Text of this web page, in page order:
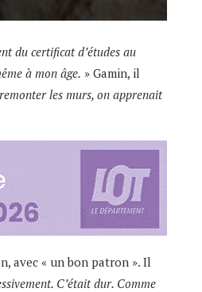
du certificat d’études au
à mon âge. » Gamin, il
les murs, on apprenait
avec « un bon patron ». Il
C’était dur. Comme